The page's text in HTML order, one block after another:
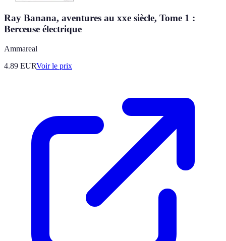
Ray Banana, aventures au xxe siècle, Tome 1 :
Berceuse électrique
Ammareal
4.89 EURVoir le prix